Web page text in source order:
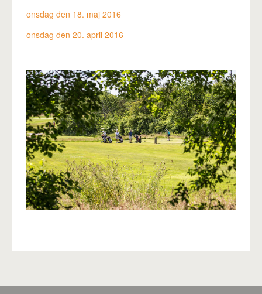
onsdag den 18. maj 2016
onsdag den 20. april 2016